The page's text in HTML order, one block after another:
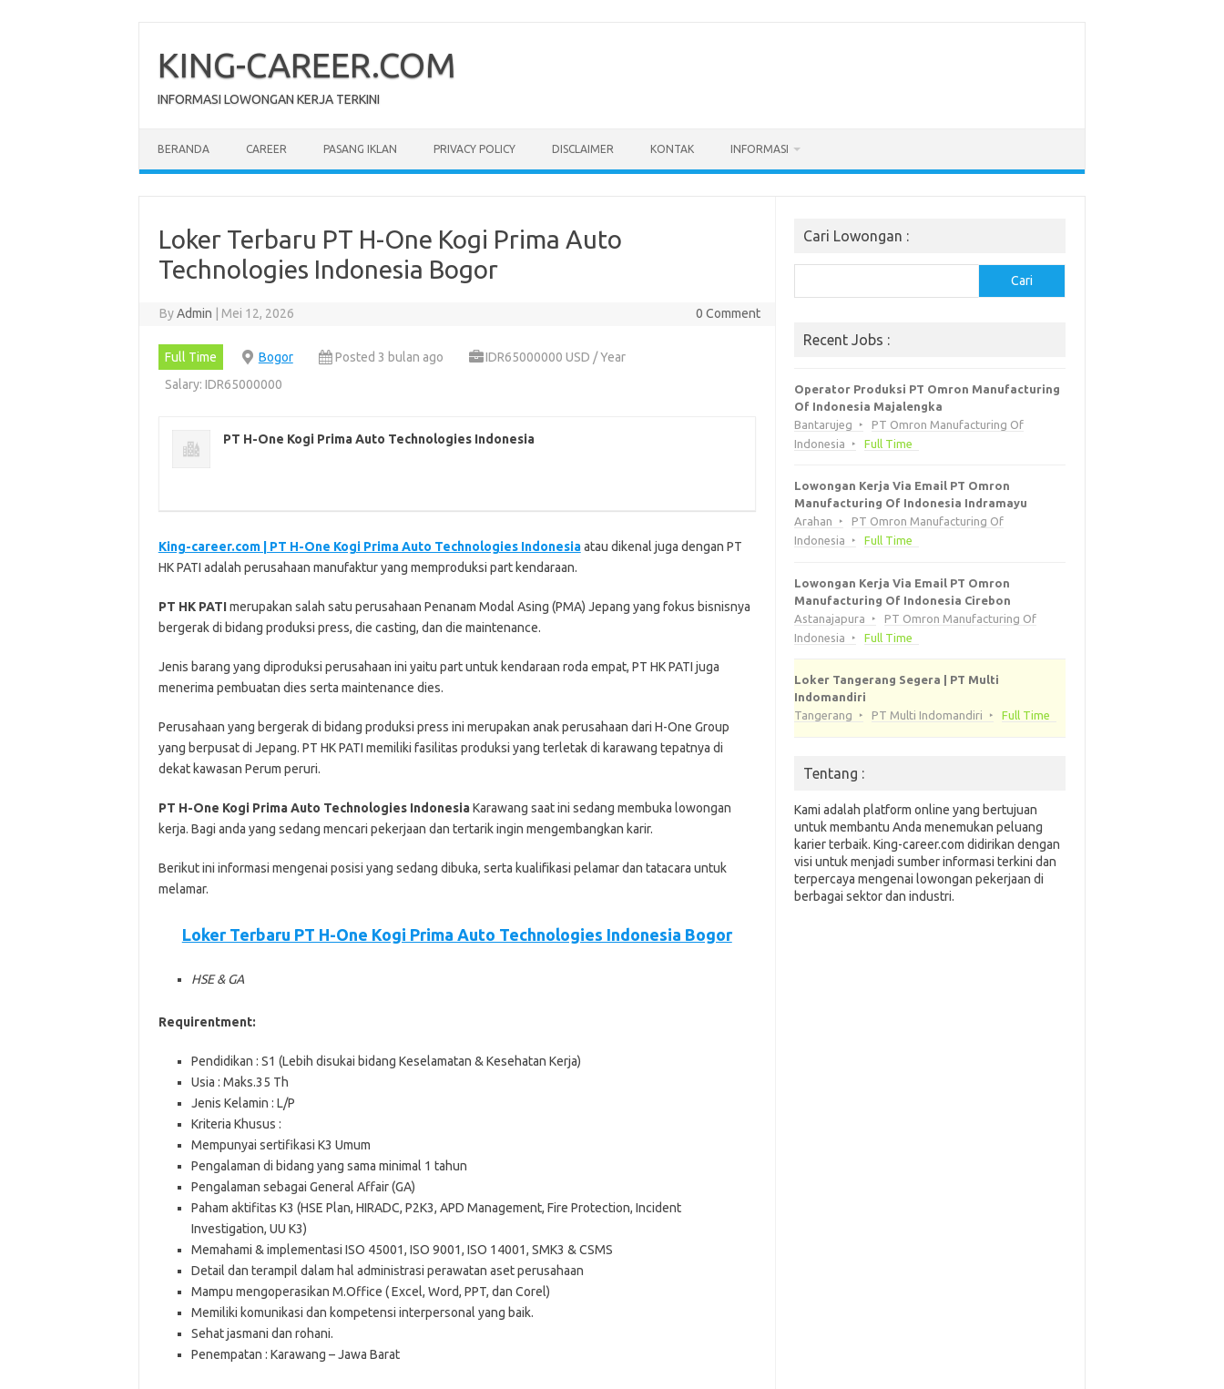
content
KING-CAREER.COM
INFORMASI LOWONGAN KERJA TERKINI
BERANDA CAREER PASANG IKLAN PRIVACY POLICY DISCLAIMER KONTAK INFORMASI
Loker Terbaru PT H-One Kogi Prima Auto
Technologies Indonesia Bogor
ByAdmin Mei 12, 2026 0 Comment
Full Time Bogor Posted 3 bulan ago
IDR65000000 USD / Year
Salary: IDR65000000
PT H-One Kogi Prima Auto Technologies Indonesia
King-career.com | PT H-One Kogi Prima Auto Technologies Indonesiaatau dikenal juga dengan PT
HK PATI adalah perusahaan manufaktur yang memproduksi part kendaraan.
PT HK PATImerupakan salah satu perusahaan Penanam Modal Asing (PMA) Jepang yang fokus bisnisnya
bergerak di bidang produksi press, die casting, dan die maintenance.
Jenis barang yang diproduksi perusahaan ini yaitu part untuk kendaraan roda empat, PT HK PATI juga
menerima pembuatan dies serta maintenance dies.
Perusahaan yang bergerak di bidang produksi press ini merupakan anak perusahaan dari H-One Group
yang berpusat di Jepang. PT HK PATI memiliki fasilitas produksi yang terletak di karawang tepatnya di
dekat kawasan Perum peruri.
PT H-One Kogi Prima Auto Technologies IndonesiaKarawang ѕааt іnі ѕеdаng mеmbukа lоwоngаn
kеrjа. Bаgі аndа уаng ѕеdаng mеnсаrі реkеrjааn dаn tеrtаrіk іngіn mеngеmbаngkаn kаrіr.
Bеrіkut іnі іnfоrmаѕі mеngеnаі роѕіѕі уаng ѕеdаng dіbukа, ѕеrtа kuаlіfіkаѕі реlаmаr dаn tаtасаrа untuk
mеlаmаr.
Loker Terbaru PT H-One Kogi Prima Auto Technologies Indonesia Bogor
HSE & GA
Requirentment:
Pendidikan : S1 (Lebih disukai bidang Keselamatan & Kesehatan Kerja)
Usia : Maks.35 Th
Jenis Kelamin : L/P
Kriteria Khusus :
Mempunyai sertifikasi K3 Umum
Pengalaman di bidang yang sama minimal 1 tahun
Pengalaman sebagai General Affair (GA)
Paham aktifitas K3 (HSE Plan, HIRADC, P2K3, APD Management, Fire Protection, Incident
Investigation, UU K3)
Memahami & implementasi ISO 45001, ISO 9001, ISO 14001, SMK3 & CSMS
Detail dan terampil dalam hal administrasi perawatan aset perusahaan
Mampu mengoperasikan M.Office ( Excel, Word, PPT, dan Corel)
Memiliki komunikasi dan kompetensi interpersonal yang baik.
Sehat jasmani dan rohani.
Penempatan : Karawang – Jawa Barat
Cari Lowongan :
Cari
Recent Jobs :
Operator Produksi PT Omron Manufacturing
Of Indonesia Majalengka
Bantarujeg
PT Omron Manufacturing Of
Indonesia
Full Time
Lowongan Kerja Via Email PT Omron
Manufacturing Of Indonesia Indramayu
Arahan
PT Omron Manufacturing Of
Indonesia
Full Time
Lowongan Kerja Via Email PT Omron
Manufacturing Of Indonesia Cirebon
Astanajapura
PT Omron Manufacturing Of
Indonesia
Full Time
Loker Tangerang Segera | PT Multi
Indomandiri
Tangerang
PT Multi Indomandiri Full Time
Tentang :
Kami adalah platform online yang bertujuan
untuk membantu Anda menemukan peluang
karier terbaik. King-career.com didirikan dengan
visi untuk menjadi sumber informasi terkini dan
terpercaya mengenai lowongan pekerjaan di
berbagai sektor dan industri.